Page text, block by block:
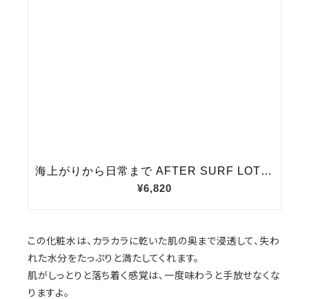
この化粧水は、カラカラに乾いた肌の奥まで浸透して、失わ
れた水分をたっぷりと満たしてくれます。
肌がしっとりと落ち着く感覚は、一度味わうと手放せなくな
りますよ。